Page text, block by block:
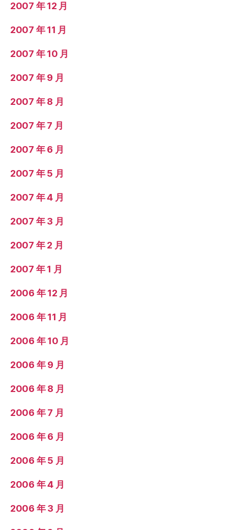
2007 年 12 月
2007 年 11 月
2007 年 10 月
2007 年 9 月
2007 年 8 月
2007 年 7 月
2007 年 6 月
2007 年 5 月
2007 年 4 月
2007 年 3 月
2007 年 2 月
2007 年 1 月
2006 年 12 月
2006 年 11 月
2006 年 10 月
2006 年 9 月
2006 年 8 月
2006 年 7 月
2006 年 6 月
2006 年 5 月
2006 年 4 月
2006 年 3 月